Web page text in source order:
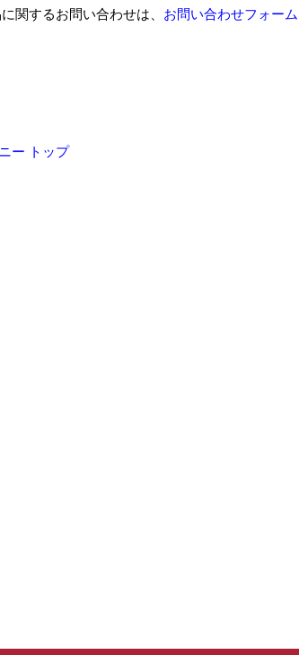
関するお問い合わせは、 お問い合わせフォーム
ー トップ